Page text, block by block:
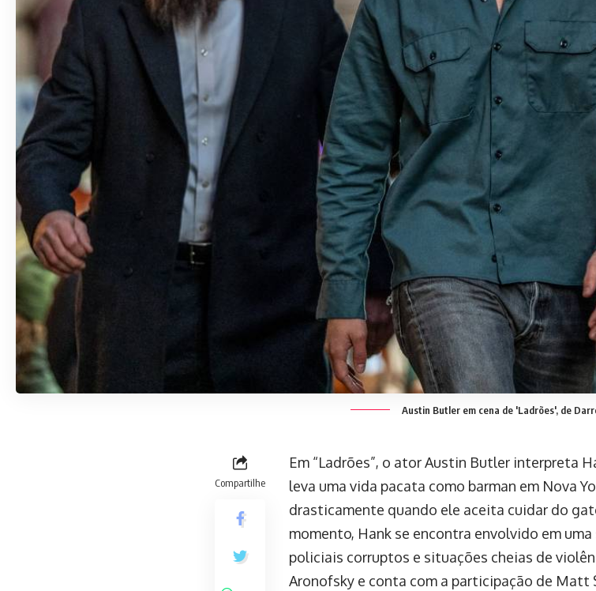
Austin Butler em cena de 'Ladrões', de
Compartilhe
Em “Ladrões”, o ator Austin Butler interpreta
leva uma vida pacata como barman em Nova
drasticamente quando ele aceita cuidar do
momento, Hank se encontra envolvido em
policiais corruptos e situações cheias de
Aronofsky e conta com a participação de Matt